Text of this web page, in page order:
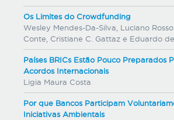
Os Limites do Crowdfunding
Wesley Mendes-Da-Silva, Luciano
Conte, Cristiane C. Gattaz e Eduardo
Países BRICs Estão Pouco Preparados
Acordos Internacionais
Ligia Maura Costa
Por que Bancos Participam
Iniciativas Ambientais